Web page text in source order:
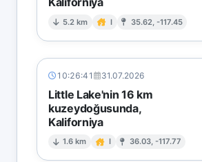
5.2 km I 35.62, -117.45
10:26:41 31.07.2026
Little Lake'nin 16 km
kuzeydoğusunda,
Kaliforniya
1.6 km I 36.03, -117.77